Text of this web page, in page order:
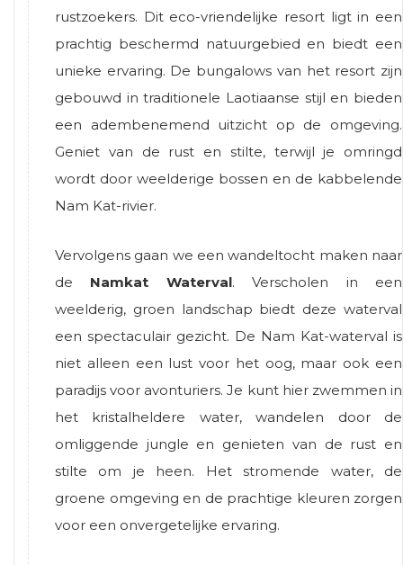
rustzoekers. Dit eco-vriendelijke resort ligt in een
prachtig beschermd natuurgebied en biedt een
unieke ervaring. De bungalows van het resort zijn
gebouwd in traditionele Laotiaanse stijl en bieden
een adembenemend uitzicht op de omgeving.
Geniet van de rust en stilte, terwijl je omringd
wordt door weelderige bossen en de kabbelende
Nam Kat-rivier.
Vervolgens gaan we een wandeltocht maken naar
de Namkat Waterval. Verscholen in een
weelderig, groen landschap biedt deze waterval
een spectaculair gezicht. De Nam Kat-waterval is
niet alleen een lust voor het oog, maar ook een
paradijs voor avonturiers. Je kunt hier zwemmen in
het kristalheldere water, wandelen door de
omliggende jungle en genieten van de rust en
stilte om je heen. Het stromende water, de
groene omgeving en de prachtige kleuren zorgen
voor een onvergetelijke ervaring.